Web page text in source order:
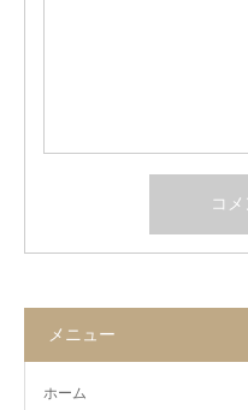
メニュー
ホーム